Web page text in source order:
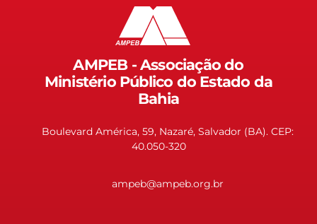
AMPEB - Associação do
Ministério Público do Estado da
Bahia
Boulevard América, 59, Nazaré, Salvador (BA). CEP:
40.050-320
ampeb@ampeb.org.br